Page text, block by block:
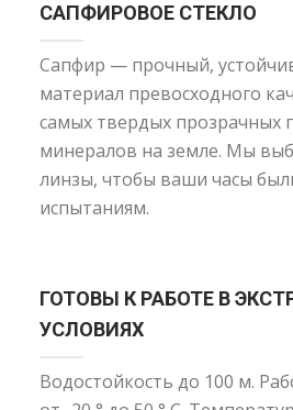
САПФИРОВОЕ СТЕКЛО
Сапфир — прочный,
материал превосходного
самых твердых прозрачных
минералов на земле. Мы
линзы, чтобы ваши часы
испытаниям.
ГОТОВЫ К РАБОТЕ В
УСЛОВИЯХ
Водостойкость до 100 м.